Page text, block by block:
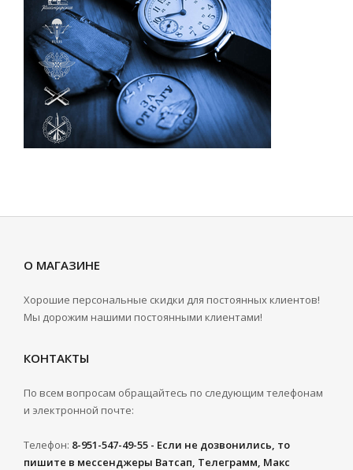
О МАГАЗИНЕ
Хорошие персональные скидки для постоянных клиентов!
Мы дорожим нашими постоянными клиентами!
КОНТАКТЫ
По всем вопросам обращайтесь по следующим телефонам
и электронной почте:
Телефон: 8-951-547-49-55 - Если не дозвонились, то
пишите в мессенджеры Ватсап, Телеграмм, Макс